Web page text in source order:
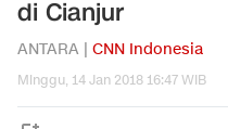
di Cianjur
ANTARA | CNN Indonesia
Minggu, 14 Jan 2018 16:47 WIB